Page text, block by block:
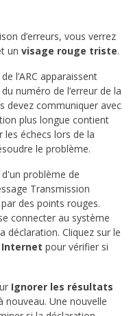
d’erreurs, vous verrez
un visage rouge triste.
l’ARC apparaissent
numéro de l’erreur de la
devez communiquer avec
plus longue contient
échecs lors de la
le problème.
problème de
Transmission
des points rouges.
connecter au système
déclaration. Cliquez sur le
pour vérifier si
Ignorer les résultats
Une nouvelle